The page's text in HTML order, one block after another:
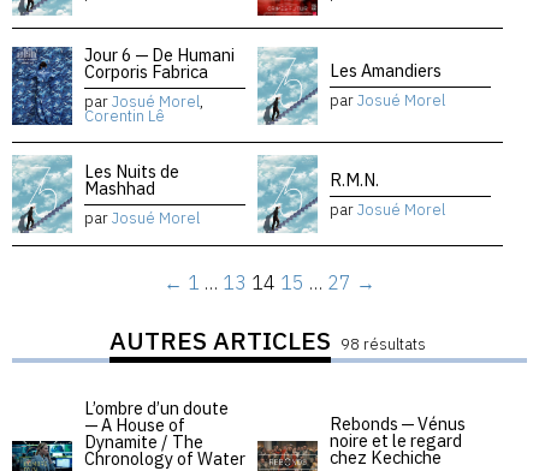
Jour 6 — De Humani
Corporis Fabrica
parJosué Morel,
Corentin Lê
Les Amandiers
parJosué Morel
Les Nuits de
Mashhad
parJosué Morel
R.M.N.
parJosué Morel
← 1 … 13 14 15 … 27 →
AUTRES ARTICLES 98 résultats
L’ombre d’un doute
— A House of
Dynamite / The
Chronology of Water
Rebonds — Vénus
noire et le regard
chez Kechiche